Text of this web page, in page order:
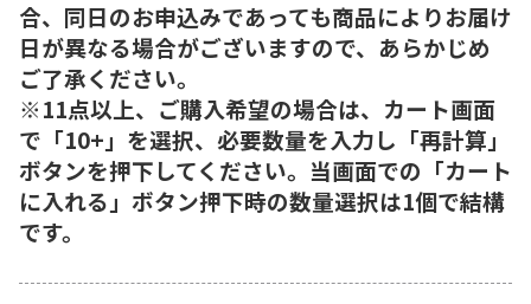
合、同日のお申込みであっても商品によりお届け
日が異なる場合がございますので、あらかじめ
ご了承ください。
※11点以上、ご購入希望の場合は、カート画面
で「10+」を選択、必要数量を入力し「再計算」
ボタンを押下してください。当画面での「カート
に入れる」ボタン押下時の数量選択は1個で結構
です。